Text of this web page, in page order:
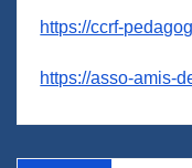
https://ccrf-
https://asso-amis-